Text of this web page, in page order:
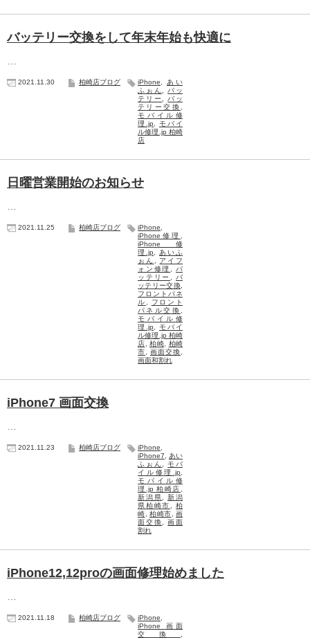
バッテリー交換をして年末年始も快適に
2021.11.30 柏崎店ブログ iPhone
あい
ふぉん
バッ
テリー
バッ
テリー交換
モバイル修
理.jp
モバイ
ル修理.jp 柏崎
店
日曜営業開始のお知らせ
2021.11.25 柏崎店ブログ iPhone
iPhone修理
iPhone修
理.jp
あいふ
ぉん
アイフ
ォン修理
バ
ッテリー
バ
ッテリー交換
フロントパネ
ル
フロント
パネル交換
モバイル修
理.jp
モバイ
ル修理.jp 柏崎
店
柏崎
柏崎
市
画面交換
画面和割れ
iPhone7 画面交換
2021.11.23 柏崎店ブログ iPhone
iPhone7
あい
ふぉん
,モバ
イル修理.jp
モバイル修
理.jp 柏崎店
新潟県
,新潟
県柏崎市
,柏
崎
柏崎市
画
面交換
,画面
割れ
iPhone12,12proの画面修理始めました
2021.11.18 柏崎店ブログ iPhone
iPhone 画面
交換